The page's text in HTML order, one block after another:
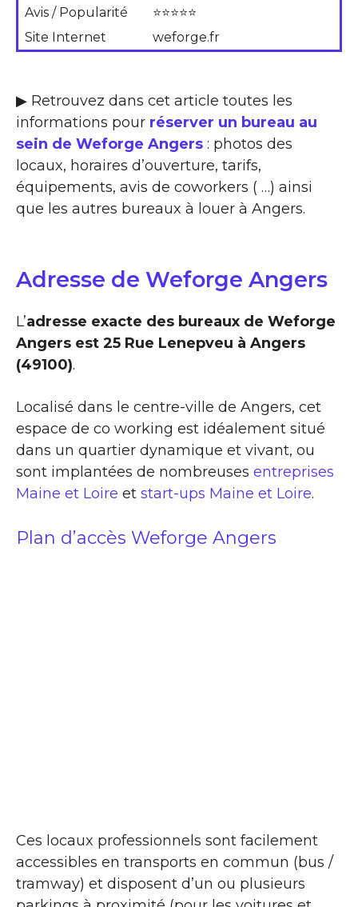
Avis / Popularité
⭐⭐⭐⭐⭐
Site Internet
weforge.fr
▶ Retrouvez dans cet article toutes les
informations pour réserver un bureau au
sein de Weforge Angers : photos des
locaux, horaires d’ouverture, tarifs,
équipements, avis de coworkers ( …) ainsi
que les autres bureaux à louer à Angers.
Adresse de Weforge Angers
L’adresse exacte des bureaux de Weforge
Angers est 25 Rue Lenepveu à Angers
(49100).
Localisé dans le centre-ville de Angers, cet
espace de co working est idéalement situé
dans un quartier dynamique et vivant, ou
sont implantées de nombreuses entreprises
Maine et Loire et start-ups Maine et Loire.
Plan d’accès Weforge Angers
Ces locaux professionnels sont facilement
accessibles en transports en commun (bus /
tramway) et disposent d’un ou plusieurs